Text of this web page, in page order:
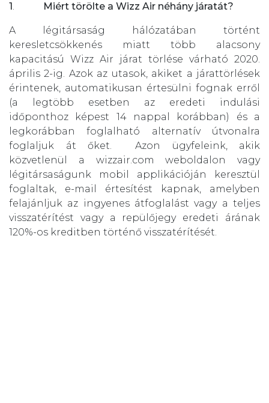
1 . Miért törölte a Wizz Air néhány járatát?
A légitársaság hálózatában történt
keresletcsökkenés miatt több alacsony
kapacitású Wizz Air járat törlése várható 2020.
április 2-ig. Azok az utasok, akiket a járattörlések
érintenek, automatikusan értesülni fognak erről
(a legtöbb esetben az eredeti indulási
időponthoz képest 14 nappal korábban) és a
legkorábban foglalható alternatív útvonalra
foglaljuk át őket. Azon ügyfeleink, akik
közvetlenül a wizzair.com weboldalon vagy
légitársaságunk mobil applikációján keresztül
foglaltak, e-mail értesítést kapnak, amelyben
felajánljuk az ingyenes átfoglalást vagy a teljes
visszatérítést vagy a repülőjegy eredeti árának
120%-os kreditben történő visszatérítését.